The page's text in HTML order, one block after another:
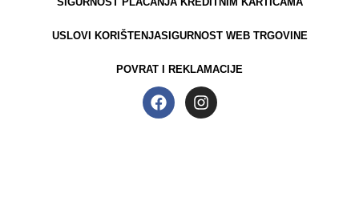
USLOVI KORIŠTENJASIGURNOST WEB TRGOVINE
POVRAT I REKLAMACIJE